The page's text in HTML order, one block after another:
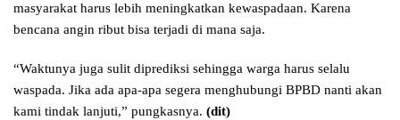
masyarakat harus lebih meningkatkan kewaspadaan. Karena
bencana angin ribut bisa terjadi di mana saja.
“Waktunya juga sulit diprediksi sehingga warga harus selalu
waspada. Jika ada apa-apa segera menghubungi BPBD nanti akan
kami tindak lanjuti,” pungkasnya. (dit)